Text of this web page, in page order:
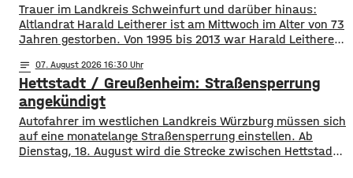
Trauer im Landkreis Schweinfurt und darüber hinaus:
Altlandrat Harald Leitherer ist am Mittwoch im Alter von 73
Jahren gestorben. Von 1995 bis 2013 war Harald Leitherer
wurde das Kreisstraßennetz ausgebaut, aber auch ein
flächendeckendes Radwegenetz mit einer Länge von über
1.000 Kilometern geschaffen. Außerdem führte der
notes 07. August 2026 16:30
Hettstadt / Greußenheim: Straßensperrung
angekündigt
Autofahrer im westlichen Landkreis Würzburg müssen sich
auf eine monatelange Straßensperrung einstellen. Ab
Dienstag, 18. August wird die Strecke zwischen Hettstadt